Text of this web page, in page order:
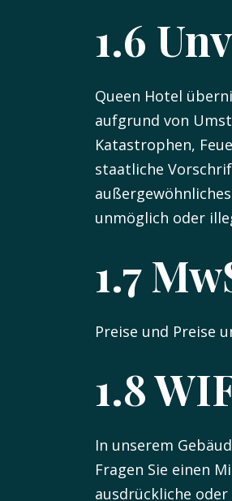
1.6
Queen Hotel
aufgrund von
Katastrophen,
staatliche
unmöglich oder
1.7
Preise und Preise
1.8
In unserem
Fragen Sie einen
ausdrückliche